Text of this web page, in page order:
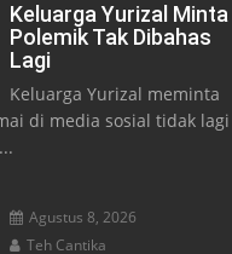
Keluarga Yurizal Minta
Polemik Tak Dibahas
Lagi
Keluarga Yurizal meminta
di media sosial tidak lagi
Agustus 8, 2026
Teh Cantika